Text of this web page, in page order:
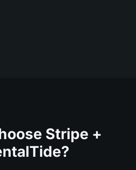
Stripe +